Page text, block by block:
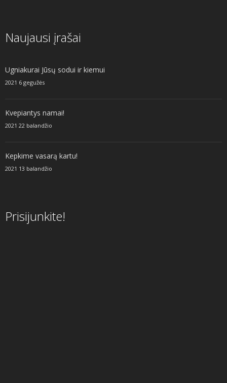
Naujausi įrašai
Ugniakurai Jūsų sodui ir kiemui
2021 6 gegužės
Kvepiantys namai!
2021 22 balandžio
Kepkime vasarą kartu!
2021 13 balandžio
Prisijunkite!